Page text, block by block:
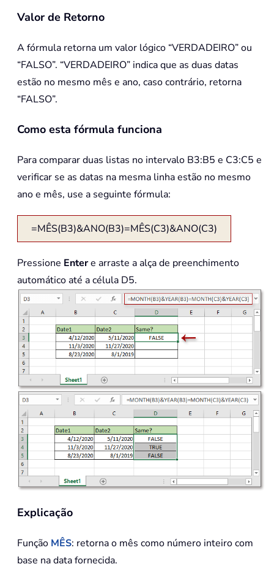
Valor de Retorno
A fórmula retorna um valor lógico “VERDADEIRO” ou
“FALSO”. “VERDADEIRO” indica que as duas datas
estão no mesmo mês e ano, caso contrário, retorna
“FALSO”.
Como esta fórmula funciona
Para comparar duas listas no intervalo B3:B5 e C3:C5 e
verificar se as datas na mesma linha estão no mesmo
ano e mês, use a seguinte fórmula:
=MÊS(B3)&ANO(B3)=MÊS(C3)&ANO(C3)
Pressione Entere arraste a alça de preenchimento
automático até a célula D5.
Explicação
Função MÊS: retorna o mês como número inteiro com
base na data fornecida.